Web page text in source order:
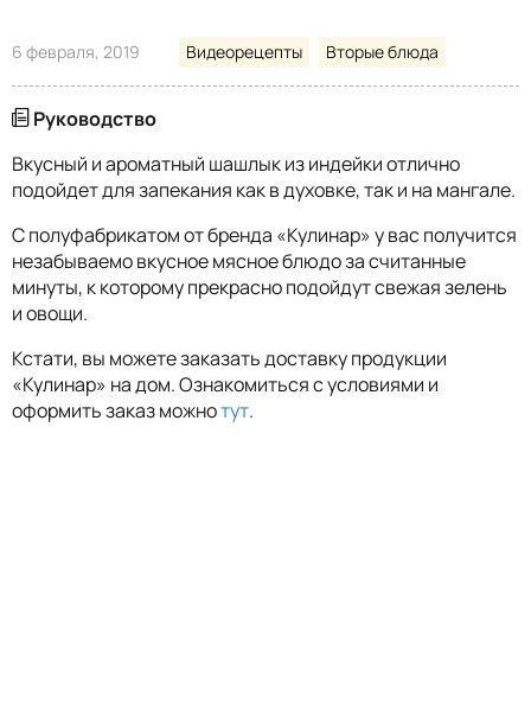
6 февраля, 2019 Видеорецепты Вторые блюда
Руководство
Вкусный и ароматный шашлык из индейки отлично
подойдет для запекания как в духовке, так и на мангале.
С полуфабрикатом от бренда «Кулинар» у вас получится
незабываемо вкусное мясное блюдо за считанные
минуты, к которому прекрасно подойдут свежая зелень
и овощи.
Кстати, вы можете заказать доставку продукции
«Кулинар» на дом. Ознакомиться с условиями и
оформить заказ можнотут.